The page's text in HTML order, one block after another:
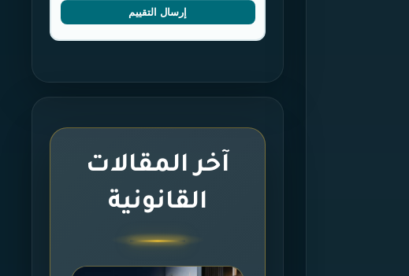
إرسال التقييم
آخر المقالات
القانونية